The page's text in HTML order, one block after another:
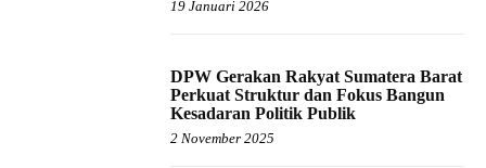
19 Januari 2026
DPW Gerakan Rakyat Sumatera Barat
Perkuat Struktur dan Fokus Bangun
Kesadaran Politik Publik
2 November 2025